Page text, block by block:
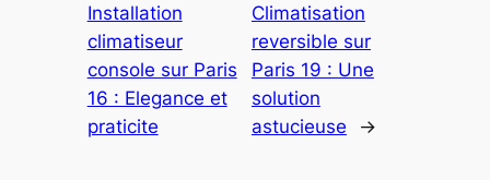
Installation
climatiseur
console sur Paris
16 : Elegance et
praticite
Climatisation
reversible sur
Paris 19 : Une
solution
astucieuse
→